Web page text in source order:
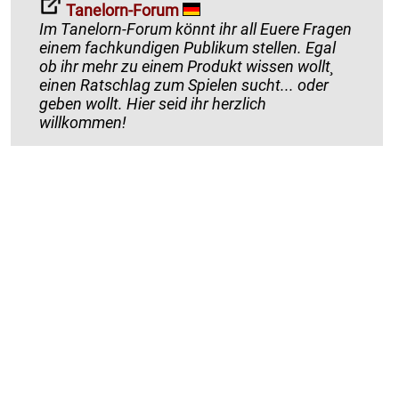
Tanelorn-Forum
Im Tanelorn-Forum könnt ihr all Euere Fragen
einem fachkundigen Publikum stellen. Egal
ob ihr mehr zu einem Produkt wissen wollt¸
einen Ratschlag zum Spielen sucht... oder
geben wollt. Hier seid ihr herzlich
willkommen!